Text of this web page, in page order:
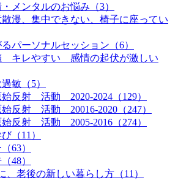
メンタルのお悩み（3）
漫、集中できない、椅子に座ってい
パーソナルセッション（6）
キレやすい 感情の起伏が激しい
敏（5）
反射 活動 2020-2024（129）
反射 活動 20016-2020（247）
反射 活動 2005-2016（274）
（11）
63）
48）
、老後の新しい暮らし方（11）